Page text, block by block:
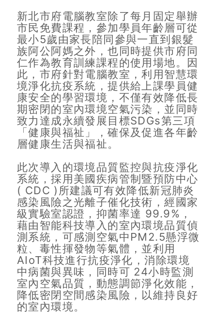
新北市府電腦教室除了每月固定舉辦
市民免費課程，參加學員年齡層可從
最小5歲由家長陪同參與一直到銀髮
族阿公阿媽之外，也同時提供市府同
仁作為教育訓練課程的使用場地。因
此，市府針對電腦教室，利用智慧環
境淨化抗疫系統，提供給上課學員健
康安全的學習環境，不僅有效降低長
期密閉的室內環境空氣污染，並同時
致力達成永續發展目標SDGs第三項
「健康與福祉」，確保及促進各年齡
層健康生活與福祉。
此次導入的環境品質監控與抗疫淨化
系統，採用美國疾病管制暨預防中心
( CDC )所建議可有效降低新冠肺炎
感染風險之光離子催化技術，經國家
級實驗室認證，抑菌率達 99.9%，
藉由智能科技導入的室內環境品質偵
測系統，可感測空氣中PM2.5懸浮微
粒、毒性揮發物等氣體，並利用
AIoT科技進行抗疫淨化，消除環境
中病菌與異味，同時可 24小時監測
室內空氣品質，動態調節淨化效能，
降低密閉空間感染風險，以維持良好
的室內環境。